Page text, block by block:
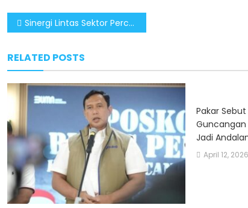
Post
Sinergi Lintas Sektor Percepat Pemulihan Aceh, Pemerintah Tegaskan Tolak Provokasi Separatis
RELATED POSTS
Pakar
Jadi
April 12, 2026